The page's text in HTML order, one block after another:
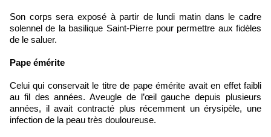
Son corps sera exposé à partir de lundi matin dans le cadre
solennel de la basilique Saint-Pierre pour permettre aux fidèles
de le saluer.
Pape émérite
Celui qui conservait le titre de pape émérite avait en effet faibli
au fil des années. Aveugle de l’œil gauche depuis plusieurs
années, il avait contracté plus récemment un érysipèle, une
infection de la peau très douloureuse.